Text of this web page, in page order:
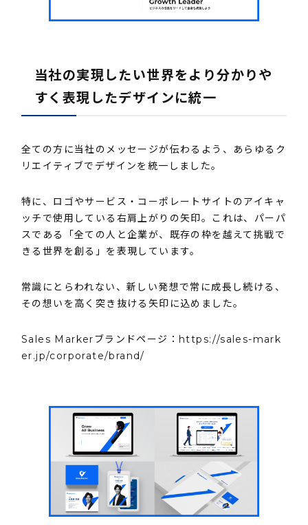
当社の実現したい世界をより分かりや
すく表現したデザインに統一
全ての方に当社のメッセージが伝わるよう、あらゆるク
リエイティブでデザインを統一しました。
特に、ロゴやサービス・コーポレートサイトのアイキャ
ッチで使用している右肩上がりの矢印。これは、パーパ
スである「全ての人と企業が、既存の枠を越えて挑戦で
きる世界を創る」を表現しています。
常識にとらわれない、新しい発想で常に成長し続ける、
その想いを高く突き抜ける矢印に込めました。
Sales Markerブランドページ： https://sales-mark
er.jp/corporate/brand/